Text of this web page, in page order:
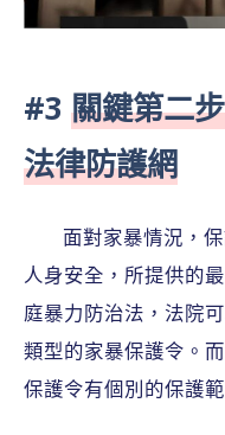
#3 關鍵第二
法律防護網
面對家暴情況，
人身安全，所提供的
庭暴力防治法，法院
類型的家暴保護令。
保護令有個別的保護